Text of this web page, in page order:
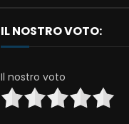
IL NOSTRO VOTO:
Il nostro voto